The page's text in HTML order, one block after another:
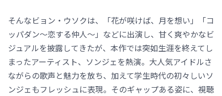
そんなビョン・ウソクは、「花が咲けば、月を想い」「コ
ッパダン～恋する仲人～」などに出演し、甘く爽やかなビ
ジュアルを披露してきたが、本作では突如生涯を終えてし
まったアーティスト、ソンジェを熱演。大人気アイドルさ
ながらの歌声と魅力を放ち、加えて学生時代の初々しいソ
ンジェもフレッシュに表現。そのギャップある姿に、視聴